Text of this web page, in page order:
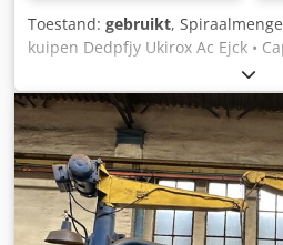
Toestand: gebruikt,
kuipen Dedpfjy Ukirox Ac Ejck •
Deegcapaciteit: 200 kg •
uitneembare kuipen • 8
hoeveelheid extra kuipen op
werkende staat, geïmporteerd uit
machine met 2 kuipen: 8.000
ruime keuze aan gebruikte
Neem contact met ons op —
Engels, Duits en Russisch.